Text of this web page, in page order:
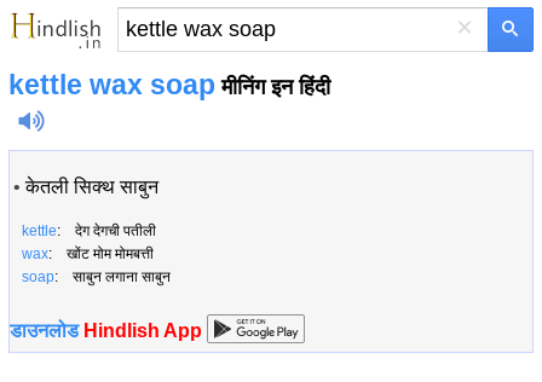
×
kettle wax soap मीनिंग इन हिंदी
•केतली सिक्थ साबुन
kettle: देग देगची पतीली
wax: खोंट मोम मोमबत्ती
soap: साबुन लगाना साबुन
डाउनलोड Hindlish App